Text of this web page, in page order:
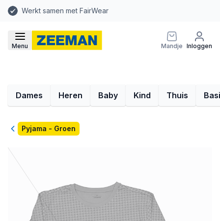
Werkt samen met FairWear
Menu Mandje Inloggen
Dames Heren Baby Kind Thuis
TerugPyjama - Groen